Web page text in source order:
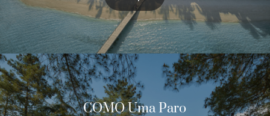
COMO Uma Paro